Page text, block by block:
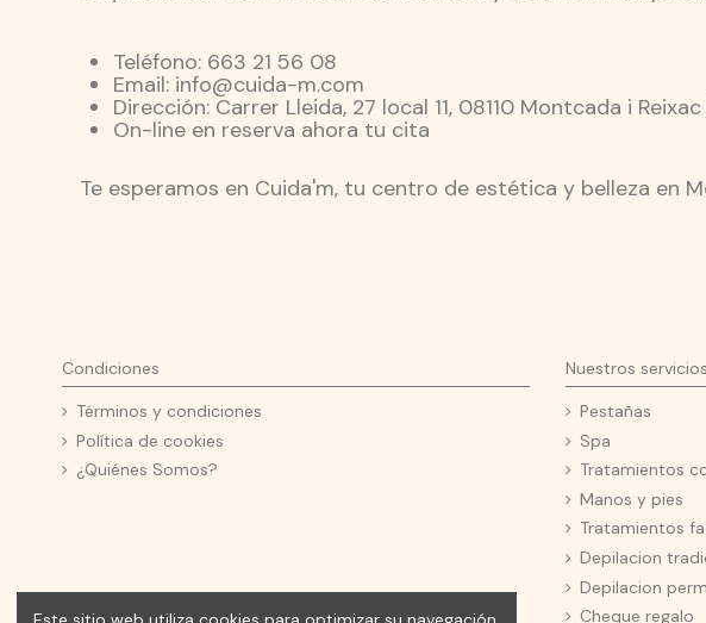
Teléfono: 663 21 56 08
Email: info@cuida-m.com
Dirección: Carrer Lleida, 27 local 11, 08110 Montcada i
On-line en reserva ahora tu cita
Te esperamos en Cuida'm, tu centro de estética y belleza en
Condiciones
Términos y condiciones
Política de cookies
¿Quiénes Somos?
Nuestros servicios
Pestañas
Spa
Tratamientos
Manos y pies
Tratamientos
Depilacion
Depilacion
Cheque regalo